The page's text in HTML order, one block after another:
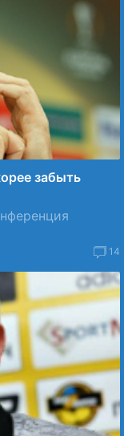
забыть
14